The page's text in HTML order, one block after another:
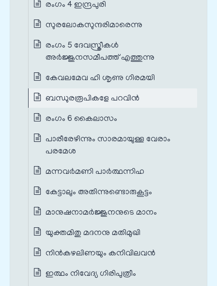
രംഗം 4 ഇന്ദ്രപുരി
സുരലോകസുന്ദരിമാരെന്നു
രംഗം 5 ദേവസ്ത്രീകൾ
അർജ്ജുനസമീപത്ത് എത്തുന്നു
കേവലമേവ ഹി ശൃണു ഗിരമയി
ബന്ധുരരൂപികളേ പറവിൻ
രംഗം 6 കൈലാസം
പാരീരേഴിന്നും സാരമായുള്ള വേരാം
പരമേശ
മന്നവർമണി പാർത്ഥന്നിഹ
കേട്ടാലും അതിന്നുണ്ടൊരുകൂട്ടം
മാനുഷനാമർജ്ജുനനുടെ മാനം
യുക്തമിതു മദനനു മതിമുഖി
നിൻകഴലിണയും കനിവിലവൻ
ഇത്ഥം നിവേദ്യ ഗിരിപുത്രീം